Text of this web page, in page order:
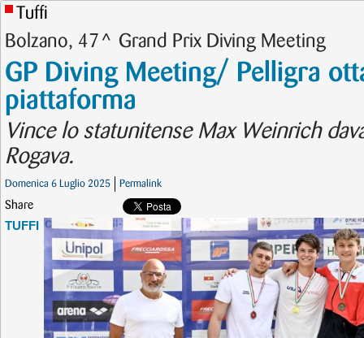
Tuffi
Bolzano, 47^ Grand Prix Diving Meeting
GP Diving Meeting/ Pelligra
piattaforma
Vince lo statunitense Max Weinrich
Rogava.
Domenica 6 Luglio 2025 Permalink
Share
TUFFI